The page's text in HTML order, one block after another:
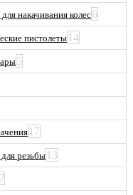
накачивания колес6
пистолеты 14
5
17
резьбы13
7